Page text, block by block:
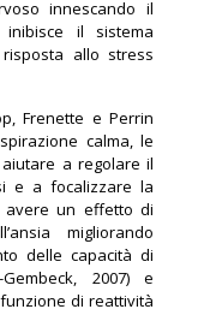
innescando il
inibisce il sistema
allo stress
Frenette e Perrin
calma, le
a regolare il
e a focalizzare la
avere un effetto di
migliorando
delle capacità di
2007) e
di reattività